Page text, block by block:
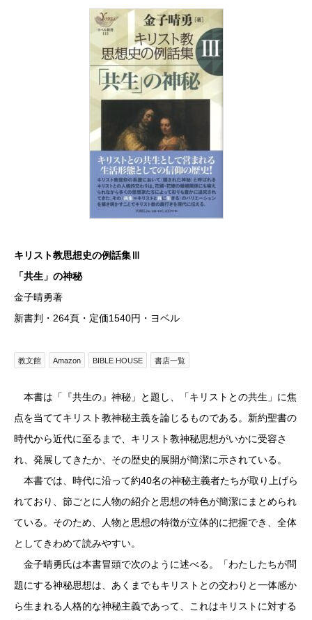
キリスト教思想史の例話集Ⅲ
「共生」の神秘
金子晴勇著
新書判・264頁・定価1540円・ヨベル
教文館 Amazon BIBLE HOUSE 書店一覧
本書は「『共生の』神秘」と題し、「キリストとの共生」に焦
点を当ててキリスト教神秘主義を論じるものである。新約聖書の
時代から近代に至るまで、キリスト教神秘思想がいかに受容さ
れ、発展してきたか、その歴史的展開が簡潔に示されている。
本書では、時代に沿って約40名の神秘主義者たちが取り上げら
れており、節ごとに人物の紹介と思想の特色が簡潔にまとめられ
ている。そのため、人物と思想の特徴が立体的に把握でき、全体
としてきわめて読みやすい。
金子晴勇氏は本書冒頭で次のように述べる。「わたしたちが問
題にする神秘思想は、あくまでもキリストとの交わりと一体感か
ら生まれる人格的な神秘主義であって、これはキリストに対する